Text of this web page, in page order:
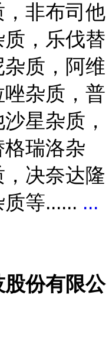
非布司他
，乐伐替
质，阿维
杂质，普
星杂质，
瑞洛杂
决奈达隆
等...... ...
份有限公